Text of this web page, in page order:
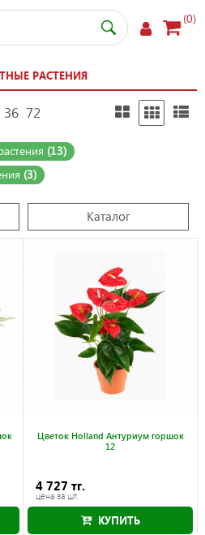
(0)
РАСТЕНИЯ
36 72
(13)
(3)
Каталог
Цветок Holland Антуриум горшок
12
4 727 тг.
цена за шт.
КУПИТЬ